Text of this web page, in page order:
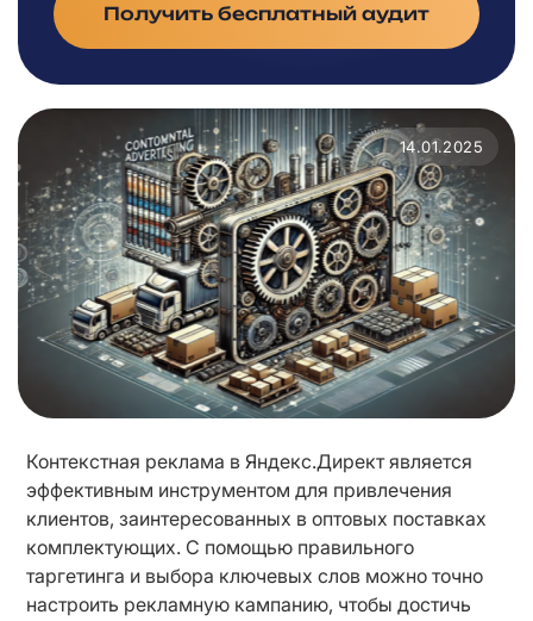
Получить бесплатный аудит
14.01.2025
Контекстная реклама в Яндекс.Директ является
эффективным инструментом для привлечения
клиентов, заинтересованных в оптовых поставках
комплектующих. С помощью правильного
таргетинга и выбора ключевых слов можно точно
настроить рекламную кампанию, чтобы достичь